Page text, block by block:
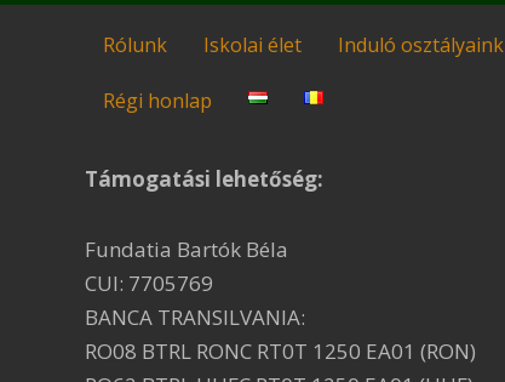
Rólunk Iskolai élet Induló osztályaink
Régi honlap
Támogatási lehetőség:
Fundatia Bartók Béla
CUI: 7705769
BANCA TRANSILVANIA:
RO08 BTRL RONC RT0T 1250 EA01 (RON)